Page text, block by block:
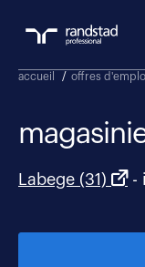
accueil / offres
Labege (31) -